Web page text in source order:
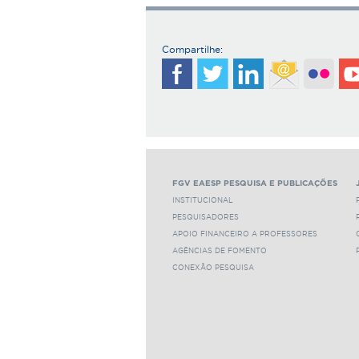
Compartilhe:
FGV EAESP PESQUISA E PUBLICAÇÕES
INSTITUCIONAL
PESQUISADORES
APOIO FINANCEIRO A PROFESSORES
AGÊNCIAS DE FOMENTO
CONEXÃO PESQUISA